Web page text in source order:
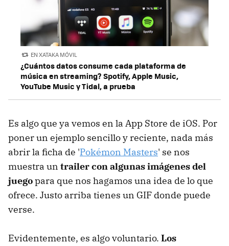
EN XATAKA MÓVIL
¿Cuántos datos consume cada plataforma de
música en streaming? Spotify, Apple Music,
YouTube Music y Tidal, a prueba
Es algo que ya vemos en la App Store de iOS. Por
poner un ejemplo sencillo y reciente, nada más
abrir la ficha de 'Pokémon Masters' se nos
muestra un trailer con algunas imágenes del
juegopara que nos hagamos una idea de lo que
ofrece. Justo arriba tienes un GIF donde puede
verse.
Evidentemente, es algo voluntario. Los